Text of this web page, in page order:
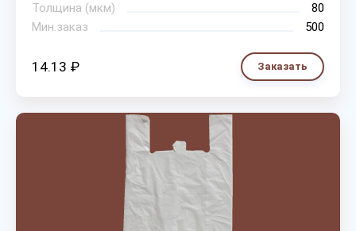
Толщина (мкм)
80
Мин.заказ
500
14.13 ₽ Заказать